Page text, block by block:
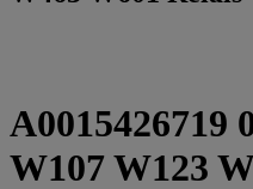
A0015426719
W107 W123